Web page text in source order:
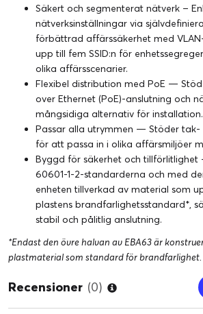
Säkert och segmenterat nätverk –
nätverksinställningar via
förbättrad affärssäkerhet med
upp till fem SSID:n för
olika affärsscenarier.
Flexibel distribution med PoE —
over Ethernet (PoE)-anslutning och
mångsidiga alternativ för installation.
Passar alla utrymmen — Stöder
för att passa in i olika affärsmiljöer
Byggd för säkerhet och tillförlitlighet
60601-1-2-standarderna och med
enheten tillverkad av material som
plastens brandfarlighetsstandard*,
stabil och pålitlig anslutning.
*Endast den övre halvan av EBA63 är
plastmaterial som standard för brandfarlighet.
Recensioner (0)